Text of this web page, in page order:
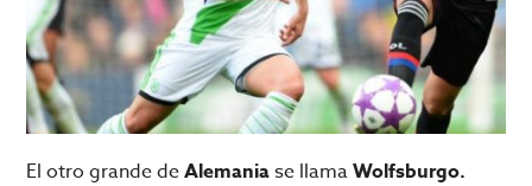
El otro grande deAlemaniase llamaWolfsburgo.